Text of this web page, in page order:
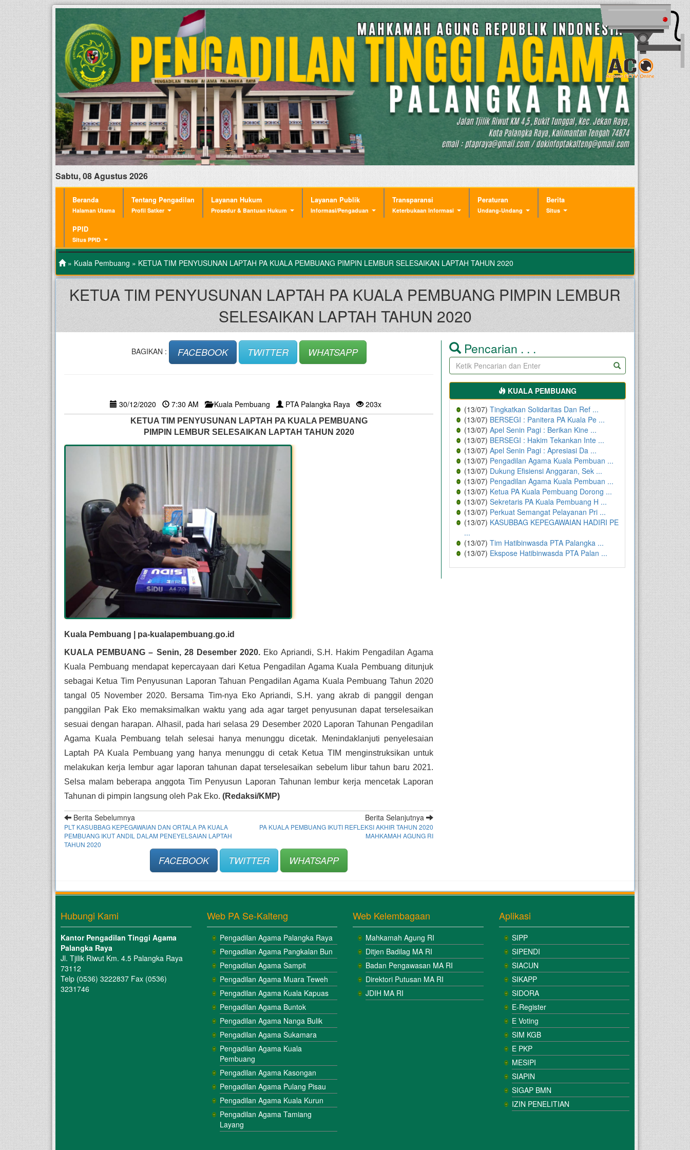
Sabtu, 08 Agustus 2026
Beranda
Halaman Utama
Tentang Pengadilan
Profil Satker
Layanan Hukum
Prosedur & Bantuan Hukum
Layanan Publik
Informasi/Pengaduan
Transparansi
Keterbukaan Informasi
Peraturan
Undang-Undang
Berita
Situs
PPID
Situs PPID
» Kuala Pembuang » KETUA TIM PENYUSUNAN LAPTAH PA KUALA PEMBUANG PIMPIN LEMBUR SELESAIKAN LAPTAH TAHUN 2020
KETUA TIM PENYUSUNAN LAPTAH PA KUALA PEMBUANG PIMPIN LEMBUR
SELESAIKAN LAPTAH TAHUN 2020
BAGIKAN : FACEBOOK TWITTER WHATSAPP
30/12/2020 7:30 AM Kuala Pembuang PTA Palangka Raya 203x
KETUA TIM PENYUSUNAN LAPTAH PA KUALA PEMBUANG
PIMPIN LEMBUR SELESAIKAN LAPTAH TAHUN 2020
Kuala Pembuang | pa-kualapembuang.go.id
KUALA PEMBUANG – Senin, 28 Desember 2020. Eko Apriandi, S.H. Hakim Pengadilan Agama
Kuala Pembuang mendapat kepercayaan dari Ketua Pengadilan Agama Kuala Pembuang ditunjuk
sebagai Ketua Tim Penyusunan Laporan Tahuan Pengadilan Agama Kuala Pembuang Tahun 2020
tangal 05 November 2020. Bersama Tim-nya Eko Apriandi, S.H. yang akrab di panggil dengan
panggilan Pak Eko memaksimalkan waktu yang ada agar target penyusunan dapat terselesaikan
sesuai dengan harapan. Alhasil, pada hari selasa 29 Desember 2020 Laporan Tahunan Pengadilan
Agama Kuala Pembuang telah selesai hanya menunggu dicetak. Menindaklanjuti penyelesaian
Laptah PA Kuala Pembuang yang hanya menunggu di cetak Ketua TIM menginstruksikan untuk
melakukan kerja lembur agar laporan tahunan dapat terselesaikan sebelum libur tahun baru 2021.
Selsa malam beberapa anggota Tim Penyusun Laporan Tahunan lembur kerja mencetak Laporan
Tahunan di pimpin langsung oleh Pak Eko. (Redaksi/KMP)
Berita Sebelumnya
PLT KASUBBAG KEPEGAWAIAN DAN ORTALA PA KUALA
PEMBUANG IKUT ANDIL DALAM PENEYELSAIAN LAPTAH
TAHUN 2020
Berita Selanjutnya
PA KUALA PEMBUANG IKUTI REFLEKSI AKHIR TAHUN 2020
MAHKAMAH AGUNG RI
FACEBOOK TWITTER WHATSAPP
Pencarian . . .
KUALA PEMBUANG
(13/07) Tingkatkan Solidaritas Dan Ref ...
(13/07) BERSEGI : Panitera PA Kuala Pe ...
(13/07) Apel Senin Pagi : Berikan Kine ...
(13/07) BERSEGI : Hakim Tekankan Inte ...
(13/07) Apel Senin Pagi : Apresiasi Da ...
(13/07) Pengadilan Agama Kuala Pembuan ...
(13/07) Dukung Efisiensi Anggaran, Sek ...
(13/07) Pengadilan Agama Kuala Pembuan ...
(13/07) Ketua PA Kuala Pembuang Dorong ...
(13/07) Sekretaris PA Kuala Pembuang H ...
(13/07) Perkuat Semangat Pelayanan Pri ...
(13/07) KASUBBAG KEPEGAWAIAN HADIRI PE
...
(13/07) Tim Hatibinwasda PTA Palangka ...
(13/07) Ekspose Hatibinwasda PTA Palan ...
Hubungi Kami
Kantor Pengadilan Tinggi Agama
Palangka Raya
Jl. Tjilik Riwut Km. 4.5 Palangka Raya
73112
Telp (0536) 3222837 Fax (0536)
3231746
Web PA Se-Kalteng
Pengadilan Agama Palangka Raya
Pengadilan Agama Pangkalan Bun
Pengadilan Agama Sampit
Pengadilan Agama Muara Teweh
Pengadilan Agama Kuala Kapuas
Pengadilan Agama Buntok
Pengadilan Agama Nanga Bulik
Pengadilan Agama Sukamara
Pengadilan Agama Kuala
Pembuang
Pengadilan Agama Kasongan
Pengadilan Agama Pulang Pisau
Pengadilan Agama Kuala Kurun
Pengadilan Agama Tamiang
Layang
Web Kelembagaan
Mahkamah Agung RI
Ditjen Badilag MA RI
Badan Pengawasan MA RI
Direktori Putusan MA RI
JDIH MA RI
Aplikasi
SIPP
SIPENDI
SIACUN
SIKAPP
SIDORA
E-Register
E Voting
SIM KGB
E PKP
MESIPI
SIAPIN
SIGAP BMN
IZIN PENELITIAN